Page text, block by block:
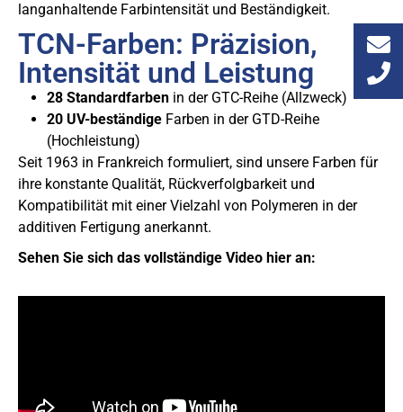
langanhaltende Farbintensität und Beständigkeit.
TCN-Farben: Präzision,
Intensität und Leistung
28 Standardfarben in der GTC-Reihe (Allzweck)
20 UV-beständige Farben in der GTD-Reihe
(Hochleistung)
Seit 1963 in Frankreich formuliert, sind unsere Farben für
ihre konstante Qualität, Rückverfolgbarkeit und
Kompatibilität mit einer Vielzahl von Polymeren in der
additiven Fertigung anerkannt.
Sehen Sie sich das vollständige Video hier an: